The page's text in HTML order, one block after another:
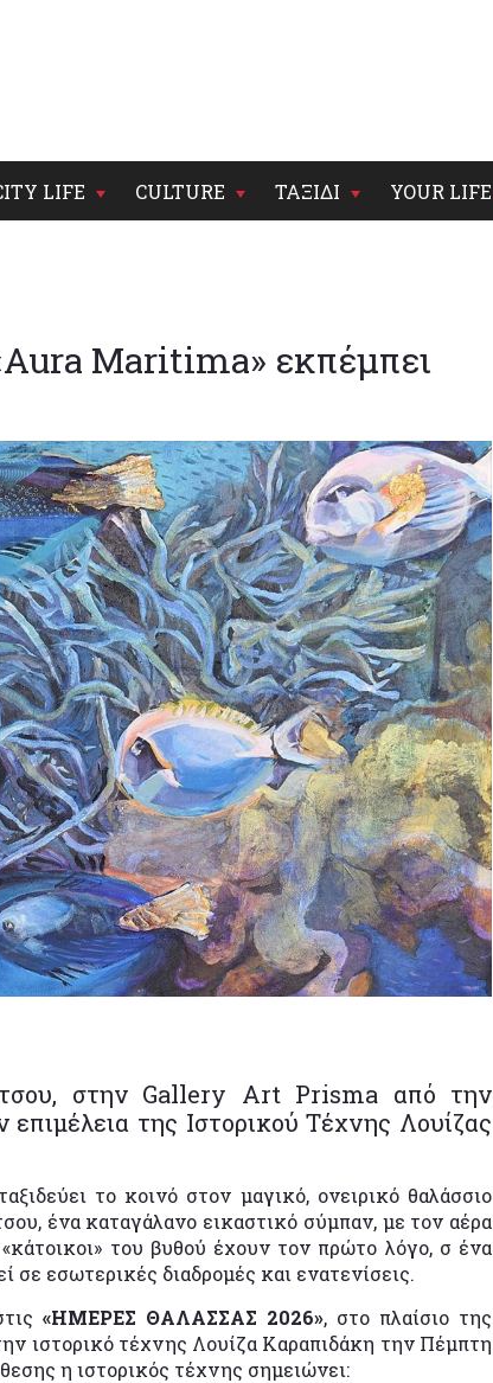
LIFE CULTURE ΤΑΞΙΔΙ YOUR LIFE
Maritima» εκπέμπει
στην Gallery Art Prisma από την
της Ιστορικού Τέχνης Λουίζας
το κοινό στον μαγικό, ονειρικό θαλάσσιο
ένα καταγάλανο εικαστικό σύμπαν, με τον αέρα
του βυθού έχουν τον πρώτο λόγο, σ ένα
σε εσωτερικές διαδρομές και ενατενίσεις.
«ΗΜΕΡΕΣ ΘΑΛΑΣΣΑΣ 2026», στο πλαίσιο της
ιστορικό τέχνης Λουίζα Καραπιδάκη την Πέμπτη
η ιστορικός τέχνης σημειώνει: